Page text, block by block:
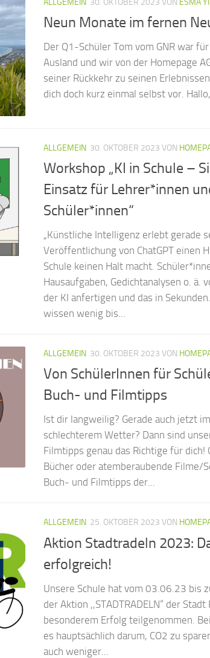
ALLGEMEIN 30. OKTOBER 2023 VON ESMA
Neun Monate im fernen
Der Q1-Schüler Tom vom GNR war
Ausland und wir von der Homepage
seiner Rückkehr zu seinen
dich doch kurz einmal selbst vor.
ALLGEMEIN 30. OKTOBER 2023 VON
Workshop „KI in Schule –
Einsatz für Lehrer*innen
Schüler*innen“
„Künstliche Intelligenz erlebt gerade
Veröffentlichung von ChatGPT einen
Schule keinen Halt macht.
Hausaufgaben, Gedichtanalysen o. ä.
der KI anfertigen und das in
wissen wenig bis...
ALLGEMEIN 30. OKTOBER 2023 VON
Von SchülerInnen für
Buch- und Filmtipps
Ist dir langweilig? Gerade auch jetzt
schlechterem Wetter? Dann sind
Filmtipps genau das Richtige für dich!
Bücher oder atemberaubende Filme/
Buch- und Filmtipps der...
ALLGEMEIN 25. OKTOBER 2023 VON
Aktion Stadtradeln 2023:
erfolgreich!
Unsere Schule hat vom 03.06.23 bis
der Aktion ,,STADTRADELN“ der
besonderem Erfolg teilgenommen.
es hauptsächlich darum, CO2 zu
auch weniger...